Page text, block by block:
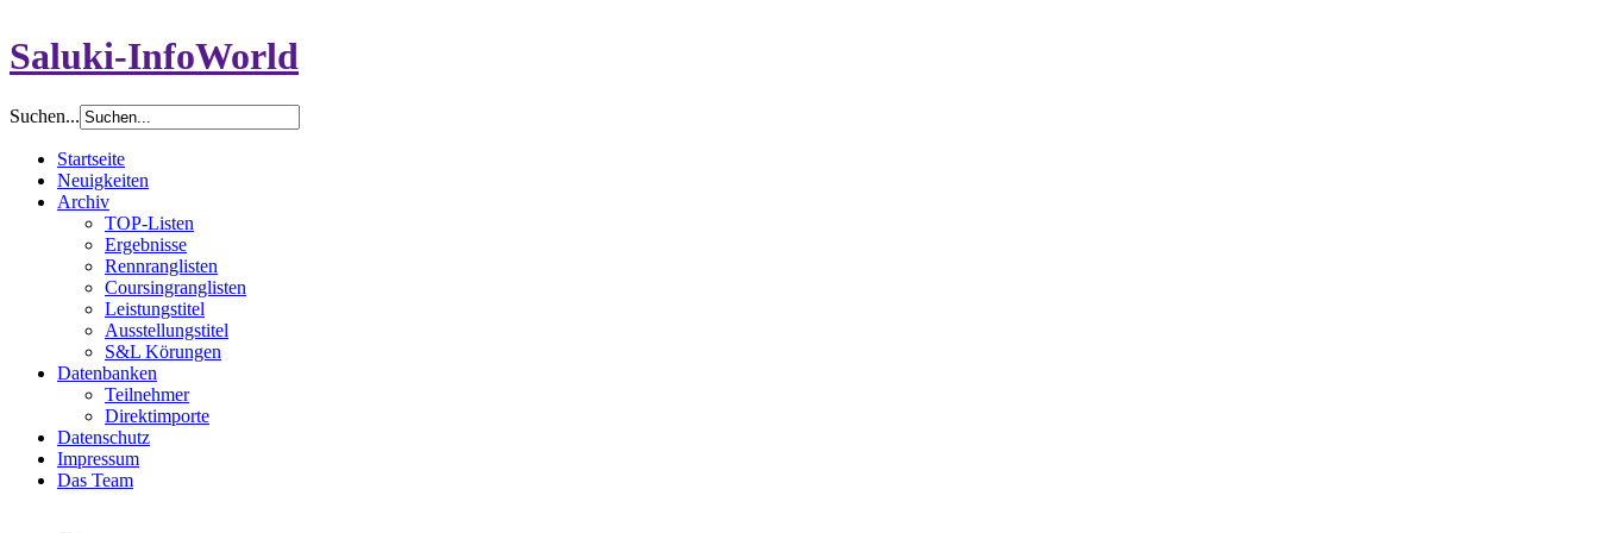
Saluki-InfoWorld
Suchen...
Startseite
Neuigkeiten
Archiv
TOP-Listen
Ergebnisse
Rennranglisten
Coursingranglisten
Leistungstitel
Ausstellungstitel
S&L Körungen
Datenbanken
Teilnehmer
Direktimporte
Datenschutz
Impressum
Das Team